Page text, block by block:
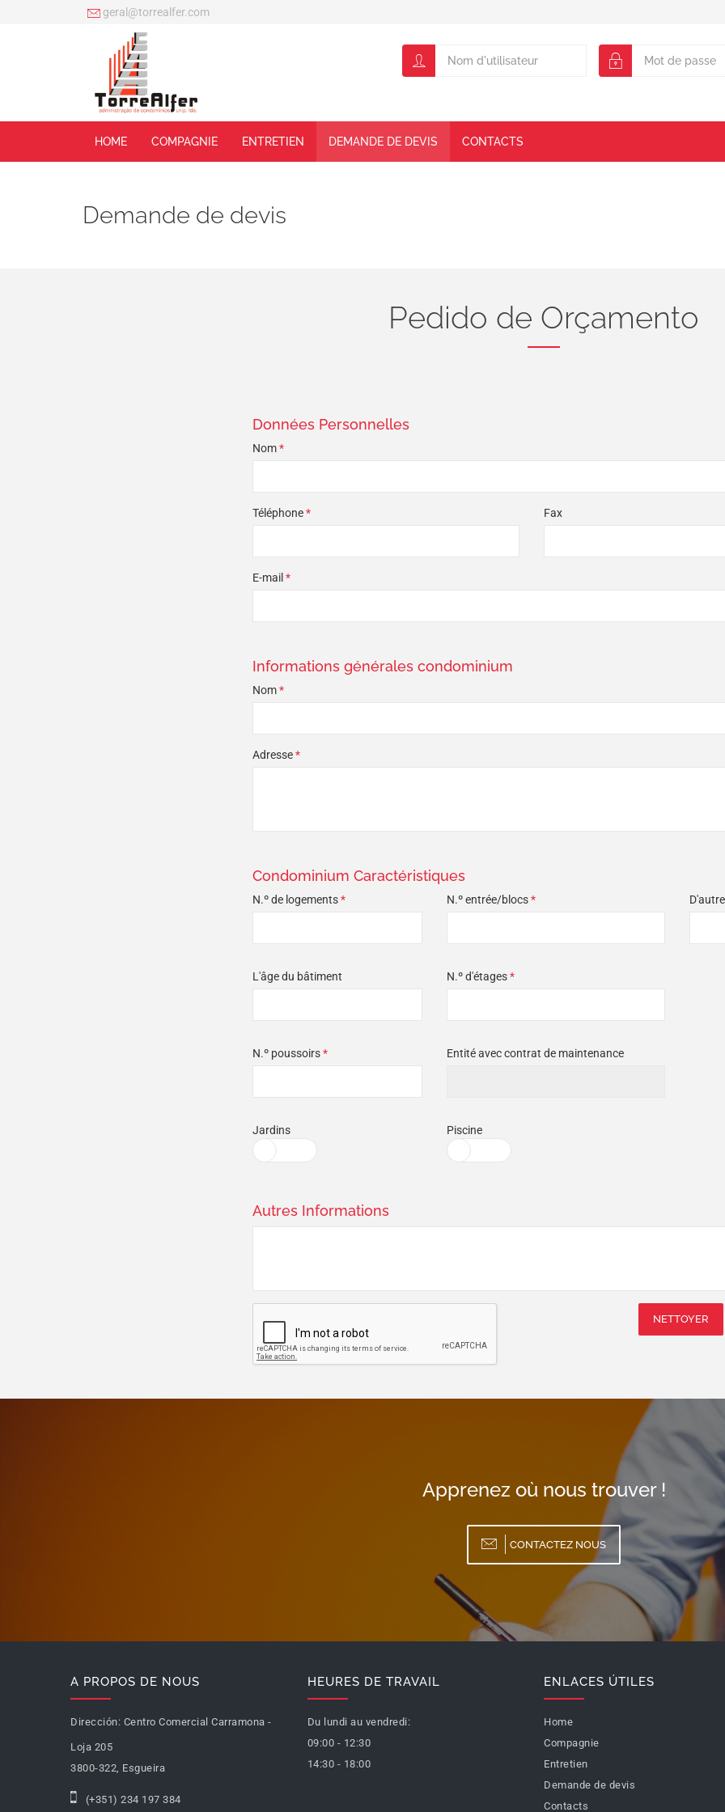
geral@torrealfer.com
HOME COMPAGNIE ENTRETIEN DEMANDE DE DEVIS CONTACTS
Demande de devis
Pedido de Orçamento
Données Personnelles
Nom*
Téléphone* Fax
E-mail *
Informations générales condominium
Nom*
Adresse*
Condominium Caractéristiques
N.º de logements* N.º entrée/blocs*
L'âge du bâtiment N.º d'étages*
N.º poussoirs* Entité avec contrat de maintenance
Jardins Piscine
Autres Informations
NETTOYER
Apprenez où nous trouver !
CONTACTEZ NOUS
A PROPOS DE NOUS
Dirección: Centro Comercial Carramona -
Loja 205
3800-322, Esgueira
(+351) 234 197 384
HEURES DE TRAVAIL
Du lundi au vendredi:
09:00 - 12:30
14:30 - 18:00
ENLACES ÚTILES
Home
Compagnie
Entretien
Demande de devis
Contacts